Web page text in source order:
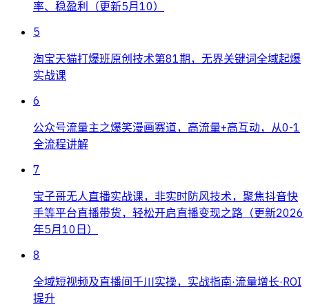
率、稳盈利（更新5月10）
5
淘宝天猫打爆班原创技术第81期，无界关键词全域起爆
实战课
6
公众号流量主之爆笑漫画赛道，高流量+高互动，从0-1
全流程讲解
7
宝子哥无人直播实战课，非实时防风技术，聚焦抖音快
手等平台直播带货，轻松开启直播变现之路（更新2026
年5月10日）
8
全域短视频及直播间千川实操，实战指南·流量增长·ROI
提升